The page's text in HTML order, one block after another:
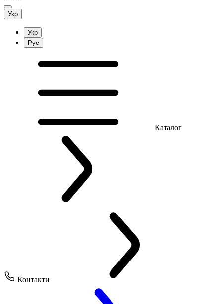
Укр
Укр
Рус
Каталог
Контакти